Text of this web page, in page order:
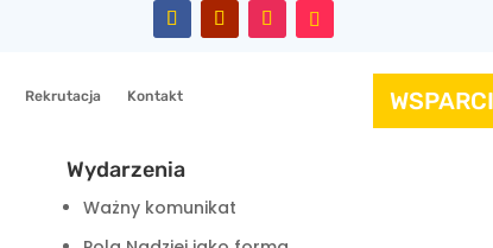
Rekrutacja Kontakt
Wydarzenia
Ważny komunikat